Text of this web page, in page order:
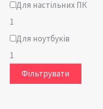
Для настільних ПК
1
Для ноутбуків
1
Фільтрувати